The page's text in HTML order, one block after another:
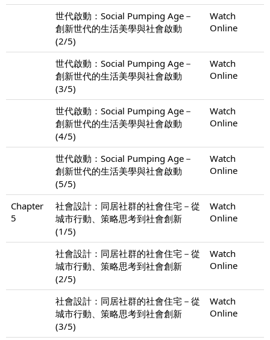
世代啟動：Social Pumping Age－
創新世代的生活美學與社會啟動
(2/5)
Watch
Online
世代啟動：Social Pumping Age－
創新世代的生活美學與社會啟動
(3/5)
Watch
Online
世代啟動：Social Pumping Age－
創新世代的生活美學與社會啟動
(4/5)
Watch
Online
世代啟動：Social Pumping Age－
創新世代的生活美學與社會啟動
(5/5)
Watch
Online
Chapter
5
社會設計：同居社群的社會住宅－從
城市行動、策略思考到社會創新
(1/5)
Watch
Online
社會設計：同居社群的社會住宅－從
城市行動、策略思考到社會創新
(2/5)
Watch
Online
社會設計：同居社群的社會住宅－從
城市行動、策略思考到社會創新
(3/5)
Watch
Online